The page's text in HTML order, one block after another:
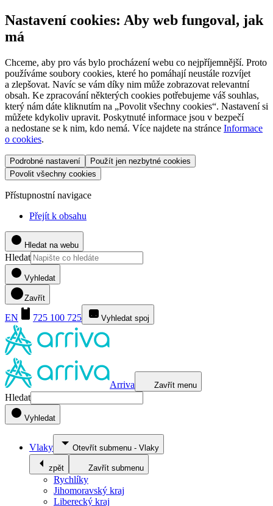
Nastavení cookies: Aby web fungoval, jak
má
Chceme, aby pro vás bylo procházení webu co nejpříjemnější. Proto
používáme soubory cookies, které ho pomáhají neustále rozvíjet
a zlepšovat. Navíc se vám díky nim může zobrazovat relevantní
obsah. Ke zpracování některých cookies potřebujeme váš souhlas,
který nám dáte kliknutím na „Povolit všechny cookies“. Nastavení si
můžete kdykoliv upravit. Poskytnuté informace jsou v bezpečí
a nedostane se k nim, kdo nemá. Více najdete na stránce Informace
o cookies.
Podrobné nastavení
Použít jen nezbytné cookies
Povolit všechny cookies
Přístupnostní navigace
Přejít k obsahu
Hledat na webu
Hledat
Vyhledat
Zavřít
EN 725 100 725 Vyhledat spoj
Arriva Zavřít menu
Hledat
Vyhledat
Vlaky Otevřít submenu - Vlaky
zpět Zavřít submenu
Rychlíky
Jihomoravský kraj
Liberecký kraj